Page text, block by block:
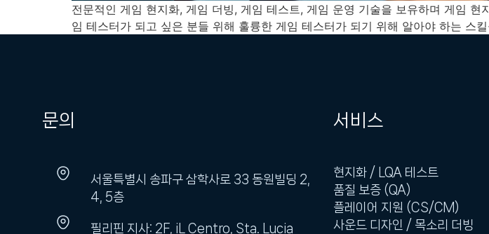
전문적인 게임 현지화, 게임 더빙, 게임 테스트, 게임 운영 기술을 보유하며 게임
임 테스터가 되고 싶은 분들 위해 훌륭한 게임 테스터가 되기 위해 알아야 하는 스
문의
서울특별시 송파구 삼학사로 33 동원빌딩 2,
4, 5층
필리핀 지사: 2F, iL Centro, Sta. Lucia
서비스
현지화 / LQA 테스트
품질 보증 (QA)
플레이어 지원 (CS/CM)
사운드 디자인 / 목소리 더빙